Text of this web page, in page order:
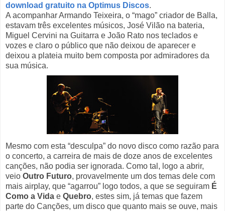
download gratuito na Optimus Discos.
A acompanhar Armando Teixeira, o “mago” criador de Balla,
estavam três excelentes músicos, José Vilão na bateria,
Miguel Cervini na Guitarra e João Rato nos teclados e
vozes e claro o público que não deixou de aparecer e
deixou a plateia muito bem composta por admiradores da
sua música.
Mesmo com esta “desculpa” do novo disco como razão para
o concerto, a carreira de mais de doze anos de excelentes
canções, não podia ser ignorada. Como tal, logo a abrir,
veio Outro Futuro, provavelmente um dos temas dele com
mais airplay, que “agarrou” logo todos, a que se seguiram É
Como a Vida e Quebro, estes sim, já temas que fazem
parte do Canções, um disco que quanto mais se ouve, mais